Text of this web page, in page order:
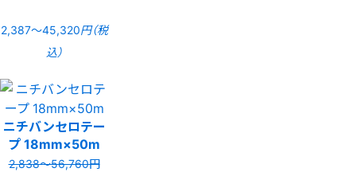
2,387〜45,320円（税
込）
ニチバンセロテー
プ 18mm×50m
2,838〜56,760円